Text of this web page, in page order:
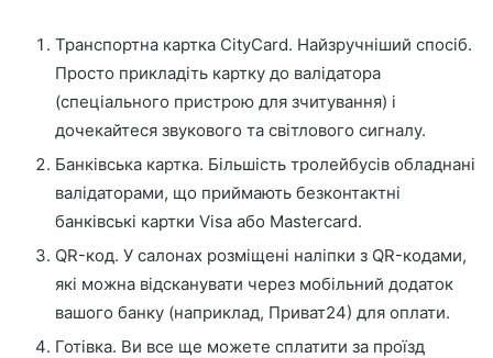
Транспортна картка CityCard. Найзручніший спосіб.
Просто прикладіть картку до валідатора
(спеціального пристрою для зчитування) і
дочекайтеся звукового та світлового сигналу.
Банківська картка. Більшість тролейбусів обладнані
валідаторами, що приймають безконтактні
банківські картки Visa або Mastercard.
QR-код. У салонах розміщені наліпки з QR-кодами,
які можна відсканувати через мобільний додаток
вашого банку (наприклад, Приват24) для оплати.
Готівка. Ви все ще можете сплатити за проїзд